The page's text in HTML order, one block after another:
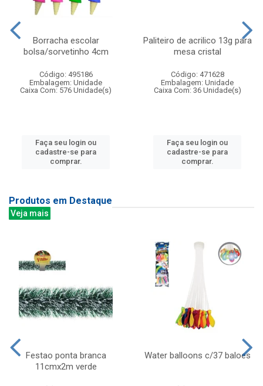
Borracha escolar
bolsa/sorvetinho 4cm
Código: 495186
Embalagem: Unidade
Caixa Com: 576 Unidade(s)
Faça seu login ou
cadastre-se para
comprar.
Paliteiro de acrilico 13g para
mesa cristal
Código: 471628
Embalagem: Unidade
Caixa Com: 36 Unidade(s)
Faça seu login ou
cadastre-se para
comprar.
Produtos em Destaque
Veja mais
Festao ponta branca
11cmx2m verde
Water balloons c/37 baloes